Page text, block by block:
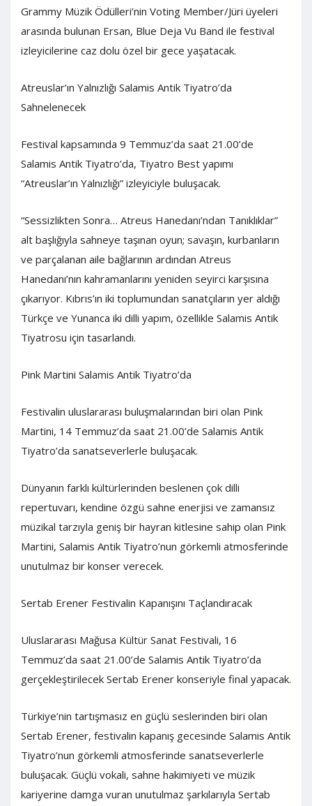
Grammy Müzik Ödülleri’nin Voting Member/Jüri üyeleri
arasında bulunan Ersan, Blue Deja Vu Band ile festival
izleyicilerine caz dolu özel bir gece yaşatacak.
Atreuslar’ın Yalnızlığı Salamis Antik Tiyatro’da
Sahnelenecek
Festival kapsamında 9 Temmuz’da saat 21.00’de
Salamis Antik Tiyatro’da, Tiyatro Best yapımı
“Atreuslar’ın Yalnızlığı” izleyiciyle buluşacak.
“Sessizlikten Sonra… Atreus Hanedanı’ndan Tanıklıklar”
alt başlığıyla sahneye taşınan oyun; savaşın, kurbanların
ve parçalanan aile bağlarının ardından Atreus
Hanedanı’nın kahramanlarını yeniden seyirci karşısına
çıkarıyor. Kıbrıs’ın iki toplumundan sanatçıların yer aldığı
Türkçe ve Yunanca iki dilli yapım, özellikle Salamis Antik
Tiyatrosu için tasarlandı.
Pink Martini Salamis Antik Tiyatro’da
Festivalin uluslararası buluşmalarından biri olan Pink
Martini, 14 Temmuz’da saat 21.00’de Salamis Antik
Tiyatro’da sanatseverlerle buluşacak.
Dünyanın farklı kültürlerinden beslenen çok dilli
repertuvarı, kendine özgü sahne enerjisi ve zamansız
müzikal tarzıyla geniş bir hayran kitlesine sahip olan Pink
Martini, Salamis Antik Tiyatro’nun görkemli atmosferinde
unutulmaz bir konser verecek.
Sertab Erener Festivalin Kapanışını Taçlandıracak
Uluslararası Mağusa Kültür Sanat Festivali, 16
Temmuz’da saat 21.00’de Salamis Antik Tiyatro’da
gerçekleştirilecek Sertab Erener konseriyle final yapacak.
Türkiye’nin tartışmasız en güçlü seslerinden biri olan
Sertab Erener, festivalin kapanış gecesinde Salamis Antik
Tiyatro’nun görkemli atmosferinde sanatseverlerle
buluşacak. Güçlü vokali, sahne hakimiyeti ve müzik
kariyerine damga vuran unutulmaz şarkılarıyla Sertab